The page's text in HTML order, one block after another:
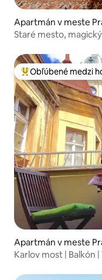
Apartmán v meste
Staré mesto,
Najobľúbenejšie
Obľúbené medzi
Apartmán v meste
Karlov most | Balkón